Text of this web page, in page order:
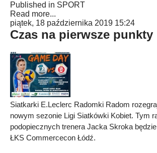
Published in SPORT
Read more...
piątek, 18 października 2019 15:24
Czas na pierwsze punkty
Siatkarki E.Leclerc Radomki Radom
nowym sezonie Ligi Siatkówki Kobiet. Tym
podopiecznych trenera Jacka Skroka
ŁKS Commercecon Łódź.